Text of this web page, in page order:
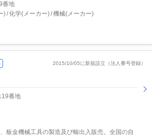
番地
) 化学(メーカー) 機械(メーカー)
2015/10/05に新規設立（法人番号登録）
番地
板金機械工具の製造及び輸出入販売。全国の自